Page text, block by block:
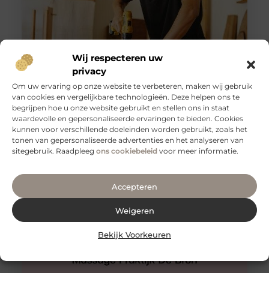
Wij respecteren uw
privacy
Om uw ervaring op onze website te verbeteren, maken wij gebruik
van cookies en vergelijkbare technologieën. Deze helpen ons te
begrijpen hoe u onze website gebruikt en stellen ons in staat
waardevolle en gepersonaliseerde ervaringen te bieden. Cookies
kunnen voor verschillende doeleinden worden gebruikt, zoals het
tonen van gepersonaliseerde advertenties en het analyseren van
sitegebruik. Raadpleeg ons cookiebeleid voor meer informatie.
Accepteren
Weigeren
Bekijk Voorkeuren
Slangenboor voor boren in hout
Een slangenboor is een gereedschap dat wordt
gebruikt om gaten in hout te boren. Het is een
handgereedschap met een